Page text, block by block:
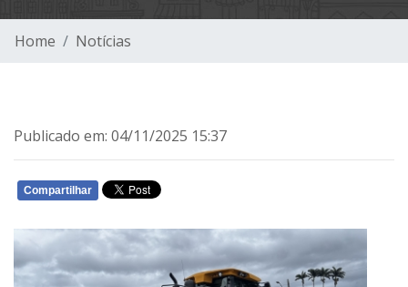
Home Notícias
Publicado em: 04/11/2025 15:37
Compartilhar